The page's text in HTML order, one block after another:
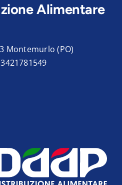
Alimentare
Montemurlo (PO)